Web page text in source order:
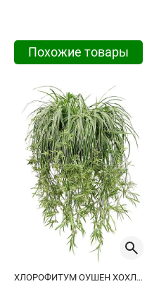
Похожие товары
ХЛОРОФИТУМ ОУШЕН ХОХЛАТЫЙ АМПЕЛЬНЫЙ